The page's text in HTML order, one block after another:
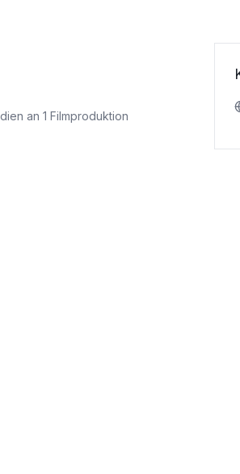
an 1 Filmproduktion